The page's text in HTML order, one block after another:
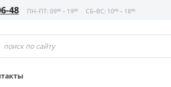
48 ПН–ПТ: 09⁰⁰ – 19⁰⁰ СБ–ВС: 10⁰⁰ – 18⁰⁰